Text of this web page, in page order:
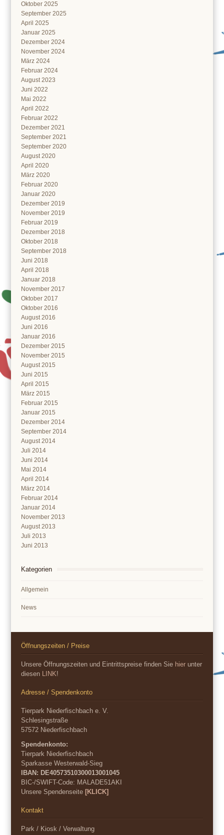
Oktober 2025
September 2025
April 2025
Januar 2025
Dezember 2024
November 2024
März 2024
Februar 2024
August 2023
Juni 2022
Mai 2022
April 2022
Februar 2022
Dezember 2021
September 2021
September 2020
August 2020
April 2020
März 2020
Februar 2020
Januar 2020
Dezember 2019
November 2019
Februar 2019
Dezember 2018
Oktober 2018
September 2018
Juni 2018
April 2018
Januar 2018
November 2017
Oktober 2017
Oktober 2016
August 2016
Juni 2016
Januar 2016
Dezember 2015
November 2015
August 2015
Juni 2015
April 2015
März 2015
Februar 2015
Januar 2015
Dezember 2014
September 2014
August 2014
Juli 2014
Juni 2014
Mai 2014
April 2014
März 2014
Februar 2014
Januar 2014
November 2013
August 2013
Juli 2013
Juni 2013
Kategorien
Allgemein
News
Öffnungszeiten / Preise
Unsere Öffnungszeiten und Eintrittspreise finden Sie hier unter
diesen LINK!
Adresse / Spendenkonto
Tierpark Niederfischbach e. V.
Schlesingstraße
57572 Niederfischbach
Spendenkonto:
Tierpark Niederfischbach
Sparkasse Westerwald-Sieg
IBAN: DE40573510300013001045
BIC-/SWIFT-Code: MALADE51AKI
Unsere Spendenseite [KLICK]
Kontakt
Park / Kiosk / Verwaltung